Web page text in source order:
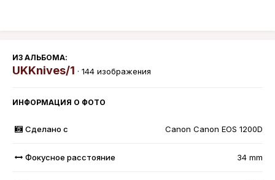
ИЗ АЛЬБОМА:
UKKnives/1 · 144 изображения
ИНФОРМАЦИЯ О ФОТО
Сделано с Canon Canon EOS 1200D
Фокусное расстояние 34 mm